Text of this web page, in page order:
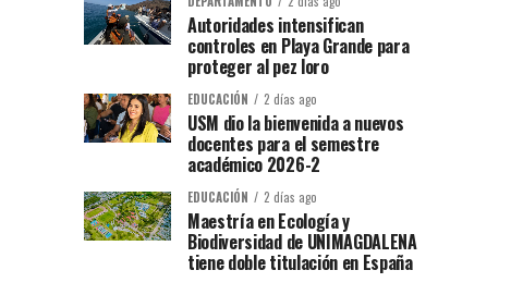
Autoridades intensifican
controles en Playa Grande para
proteger al pez loro
EDUCACIÓN 2 días ago
USM dio la bienvenida a nuevos
docentes para el semestre
académico 2026-2
EDUCACIÓN 2 días ago
Maestría en Ecología y
Biodiversidad de UNIMAGDALENA
tiene doble titulación en España